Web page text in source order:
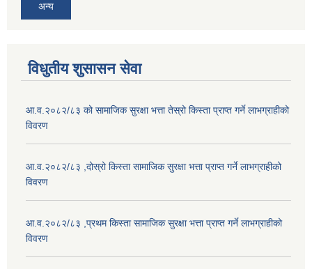
अन्य
विधुतीय शुसासन सेवा
आ.व.२०८२/८३ को सामाजिक सुरक्षा भत्ता तेस्रो किस्ता प्राप्त गर्ने लाभग्राहीको
विवरण
आ.व.२०८२/८३ ,दोस्रो किस्ता सामाजिक सुरक्षा भत्ता प्राप्त गर्ने लाभग्राहीको
विवरण
आ.व.२०८२/८३ ,प्रथम किस्ता सामाजिक सुरक्षा भत्ता प्राप्त गर्ने लाभग्राहीको
विवरण